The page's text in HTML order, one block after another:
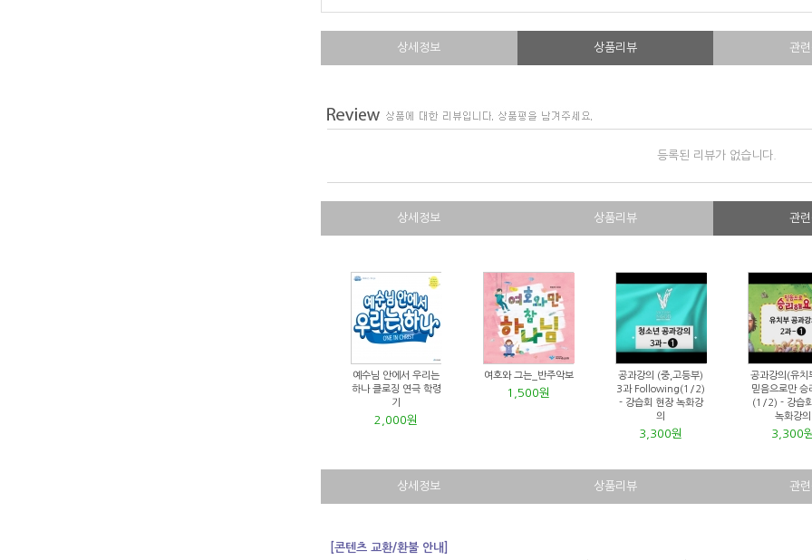
상세정보 상품리뷰 관
등록된 리뷰가 없습니다.
상세정보 상품리뷰 관
예수님 안에서 우리는
하나 클로징 연극 학령
기
2,000원
여호와 그는_반주악보
1,500원
공과강의 (중,고등부)
3과 Following(1/2)
- 강습회 현장 녹화강
의
3,300원
공과강의(유치
믿음으로만 승
(1/2) - 강습
녹화강의
3,300
상세정보 상품리뷰 관
[콘텐츠 교환/환불 안내]